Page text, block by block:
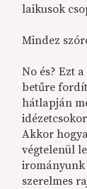
laikusok
Mindez
No és? Ezt
betűre
hátlapján
Akkor
végtelenül
szerelmes